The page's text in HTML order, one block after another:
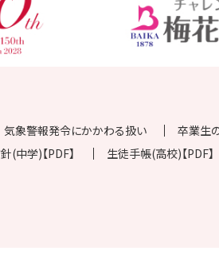
気象警報発令にかかわる扱い
卒業生
(中学)【PDF】
生徒手帳(高校)【PDF】